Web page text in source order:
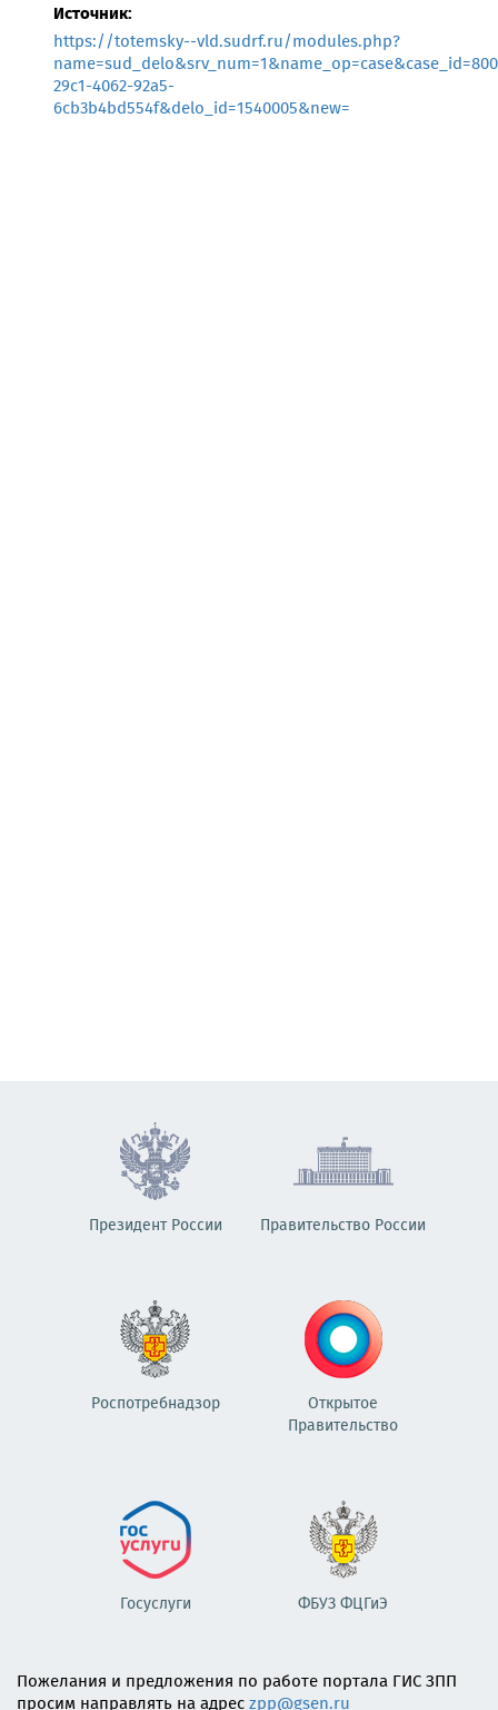
Источник:
https://totemsky--vld.sudrf.ru/modules.php?
29c1-4062-92a5-
6cb3b4bd554f&delo_id=1540005&new=
Президент России Правительство России
Роспотребнадзор
Открытое
Правительство
Госуслуги ФБУЗ ФЦГиЭ
Пожелания и предложения по работе портала ГИС ЗПП
просим направлять на адресzpp@gsen.ru